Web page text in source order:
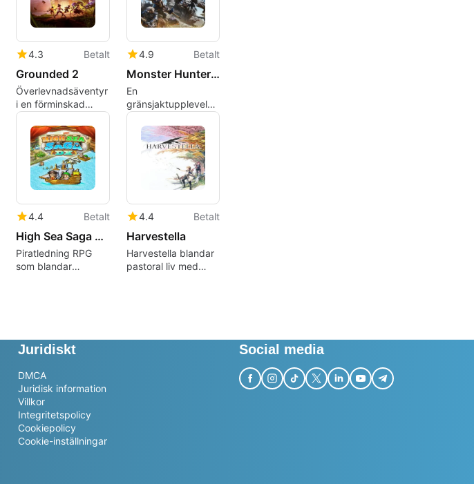
4.3 Betalt
Grounded 2
Överlevnadsäventyr
i en förminskad
värld
4.9 Betalt
Monster Hunter Wilds
En
gränsjaktupplevelse
formad av ett
levande ekosystem
4.4 Betalt
High Sea Saga DX
Piratledning RPG
som blandar
4.4 Betalt
Harvestella
Harvestella blandar
pastoral liv med
Juridiskt
DMCA
Juridisk information
Villkor
Integritetspolicy
Cookiepolicy
Cookie-inställningar
Social media